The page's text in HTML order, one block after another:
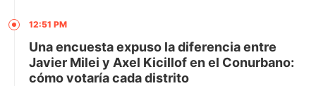
12:51 PM
Una encuesta expuso la diferencia entre
Javier Milei y Axel Kicillof en el Conurbano:
cómo votaría cada distrito